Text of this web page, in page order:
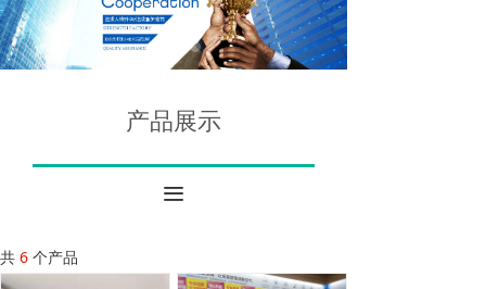
끀
产品展示
共 6 个产品